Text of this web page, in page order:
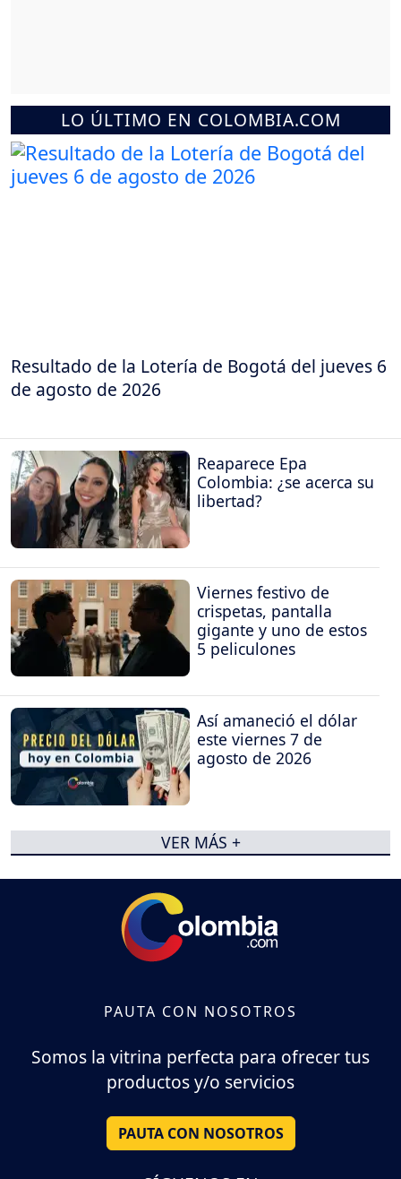
LO ÚLTIMO EN COLOMBIA.COM
Resultado de la Lotería de Bogotá del jueves 6
de agosto de 2026
Reaparece Epa
Colombia: ¿se acerca su
libertad?
Viernes festivo de
crispetas, pantalla
gigante y uno de estos
5 peliculones
Así amaneció el dólar
este viernes 7 de
agosto de 2026
VER MÁS +
PAUTA CON NOSOTROS
Somos la vitrina perfecta para ofrecer tus
productos y/o servicios
PAUTA CON NOSOTROS